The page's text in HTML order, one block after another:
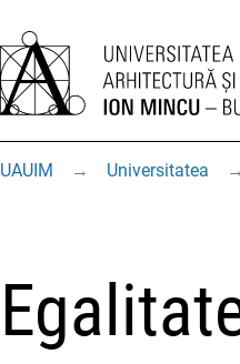
UAUIM → Universitatea →